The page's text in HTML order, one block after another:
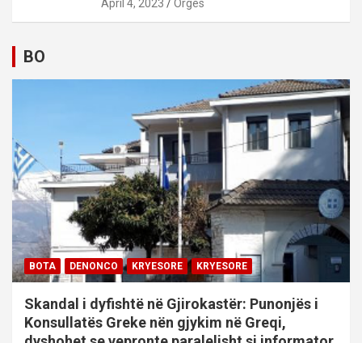
April 4, 2023 Orges
BO
BOTA DENONCO KRYESORE KRYESORE
Skandal i dyfishtë në Gjirokastër: Punonjës i
Konsullatës Greke nën gjykim në Greqi,